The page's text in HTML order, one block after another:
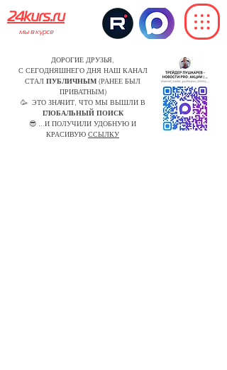
24kurs.ru
мы в курсе
ДОРОГИЕ ДРУЗЬЯ,
С СЕГОДНЯШНЕГО ДНЯ НАШ КАНАЛ
СТАЛ ПУБЛИЧНЫМ (РАНЕЕ БЫЛ
ПРИВАТНЫМ)
🥳 ЭТО ЗНАЧИТ, ЧТО МЫ ВЫШЛИ В
ГЛОБАЛЬНЫЙ ПОИСК
😎 ...И ПОЛУЧИЛИ УДОБНУЮ И
КРАСИВУЮ ССЫЛКУ